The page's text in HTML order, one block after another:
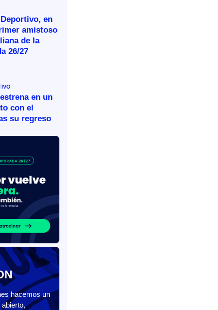
en
amistoso
de la
26/27
en un
con el
su regreso
hacemos un